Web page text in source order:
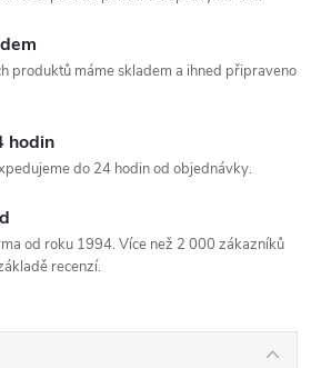
produktů máme skladem a ihned připraveno
hodin
do 24 hodin od objednávky.
od roku 1994. Více než 2 000 zákazníků
recenzí.